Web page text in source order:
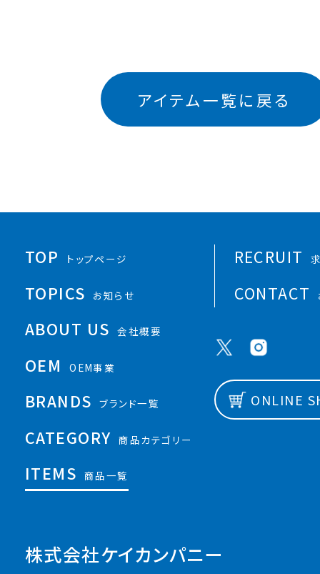
アイテム一覧に戻る
TOP トップページ
TOPICS お知らせ
ABOUT US 会社概要
OEM OEM事業
BRANDS ブランド一覧
CATEGORY 商品カテゴリー
ITEMS 商品一覧
RECRUIT
CONTACT
ONLINE
株式会社ケイカンパニー